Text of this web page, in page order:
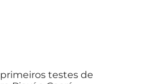
testes de